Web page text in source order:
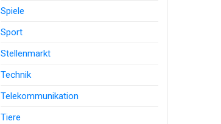
Spiele
Sport
Stellenmarkt
Technik
Telekommunikation
Tiere